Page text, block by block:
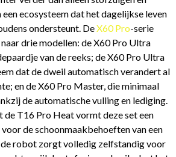
ecosysteem dat het dagelijkse leven
ondersteunt. DeX60 Pro-serie
drie modellen: de X60 Pro Ultra
van de reeks; de X60 Pro Ultra
dat de dweil automatisch verandert al
en de X60 Pro Master, die minimaal
de automatische vulling en lediging.
de T16 Pro Heat vormt deze set een
de schoonmaakbehoeften van een
robot zorgt volledig zelfstandig voor